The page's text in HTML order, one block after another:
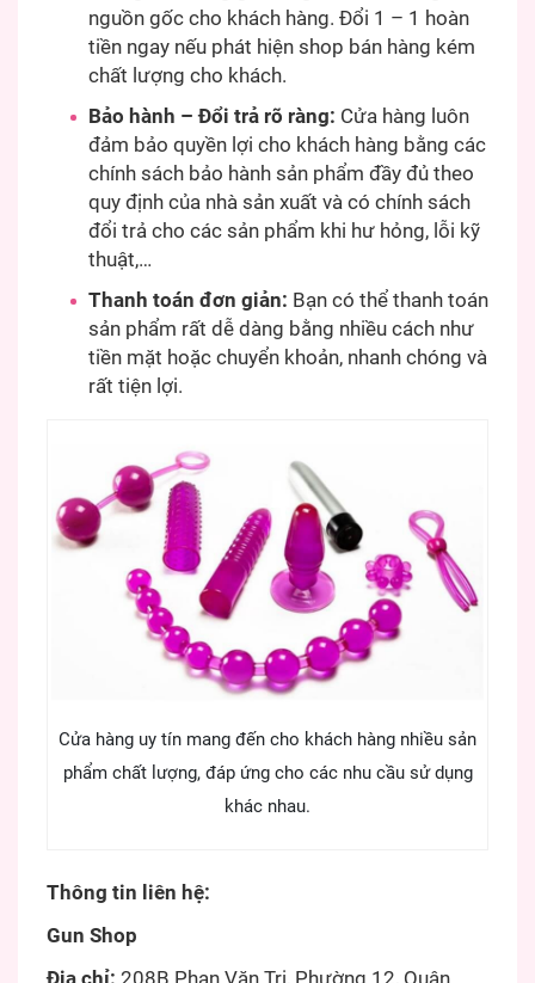
nguồn gốc cho khách hàng. Đổi 1 – 1 hoàn
tiền ngay nếu phát hiện shop bán hàng kém
chất lượng cho khách.
Bảo hành – Đổi trả rõ ràng: Cửa hàng luôn
đảm bảo quyền lợi cho khách hàng bằng các
chính sách bảo hành sản phẩm đầy đủ theo
quy định của nhà sản xuất và có chính sách
đổi trả cho các sản phẩm khi hư hỏng, lỗi kỹ
thuật,…
Thanh toán đơn giản: Bạn có thể thanh toán
sản phẩm rất dễ dàng bằng nhiều cách như
tiền mặt hoặc chuyển khoản, nhanh chóng và
rất tiện lợi.
Cửa hàng uy tín mang đến cho khách hàng nhiều sản
phẩm chất lượng, đáp ứng cho các nhu cầu sử dụng
khác nhau.
Thông tin liên hệ:
Gun Shop